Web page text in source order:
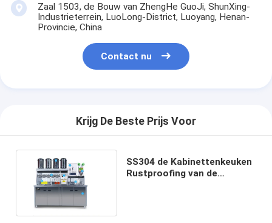
Zaal 1503, de Bouw van ZhengHe GuoJi, ShunXing-
Industrieterrein, LuoLong-District, Luoyang, Henan-
Provincie, China
Contact nu
Krijg De Beste Prijs Voor
SS304 de Kabinettenkeuken
Rustproofing van de